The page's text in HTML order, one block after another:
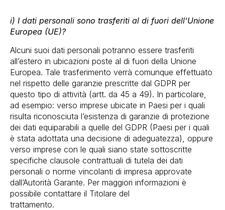
i) I dati personali sono trasferiti al di fuori dell’Unione
Europea (UE)?
Alcuni suoi dati personali potranno essere trasferiti
all’estero in ubicazioni poste al di fuori della Unione
Europea. Tale trasferimento verrà comunque effettuato
nel rispetto delle garanzie prescritte dal GDPR per
questo tipo di attività (artt. da 45 a 49). In particolare,
ad esempio: verso imprese ubicate in Paesi per i quali
risulta riconosciuta l’esistenza di garanzie di protezione
dei dati equiparabili a quelle del GDPR (Paesi per i quali
è stata adottata una decisione di adeguatezza), oppure
verso imprese con le quali siano state sottoscritte
specifiche clausole contrattuali di tutela dei dati
personali o norme vincolanti di impresa approvate
dall’Autorità Garante. Per maggiori informazioni è
possibile contattare il Titolare del
trattamento.